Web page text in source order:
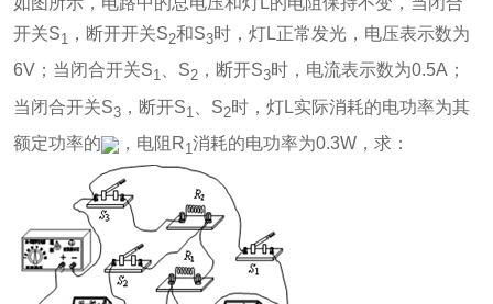
开关S1 ，断开开关S2和S3时，灯L正常发光，电压表示数为
6V；当闭合开关S1、S2 ，断开S3时，电流表示数为0.5A；
当闭合开关S3 ，断开S1 、S2时，灯L实际消耗的电功率为其
额定功率的
，电阻R1消耗的电功率为0.3W，求：